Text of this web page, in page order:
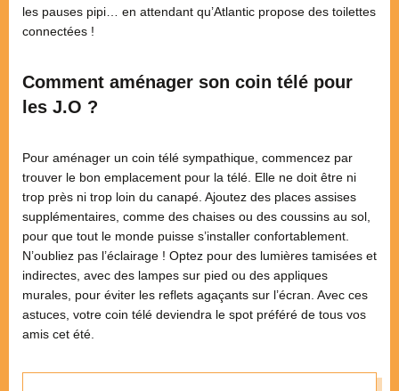
les pauses pipi… en attendant qu’Atlantic propose des toilettes
connectées !
Comment aménager son coin télé pour
les J.O ?
Pour aménager un coin télé sympathique, commencez par
trouver le bon emplacement pour la télé. Elle ne doit être ni
trop près ni trop loin du canapé. Ajoutez des places assises
supplémentaires, comme des chaises ou des coussins au sol,
pour que tout le monde puisse s’installer confortablement.
N’oubliez pas l’éclairage ! Optez pour des lumières tamisées et
indirectes, avec des lampes sur pied ou des appliques
murales, pour éviter les reflets agaçants sur l’écran. Avec ces
astuces, votre coin télé deviendra le spot préféré de tous vos
amis cet été.